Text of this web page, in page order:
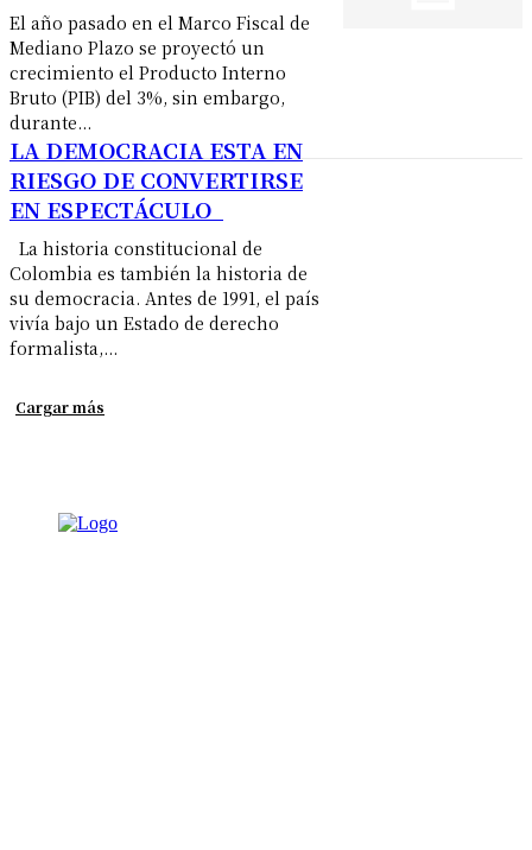
El año pasado en el Marco Fiscal de
Mediano Plazo se proyectó un
crecimiento el Producto Interno
Bruto (PIB) del 3%, sin embargo,
durante...
LA DEMOCRACIA ESTA EN
RIESGO DE CONVERTIRSE
EN ESPECTÁCULO
Colombia es también la historia de
su democracia. Antes de 1991, el país
vivía bajo un Estado de derecho
formalista,...
Cargar más